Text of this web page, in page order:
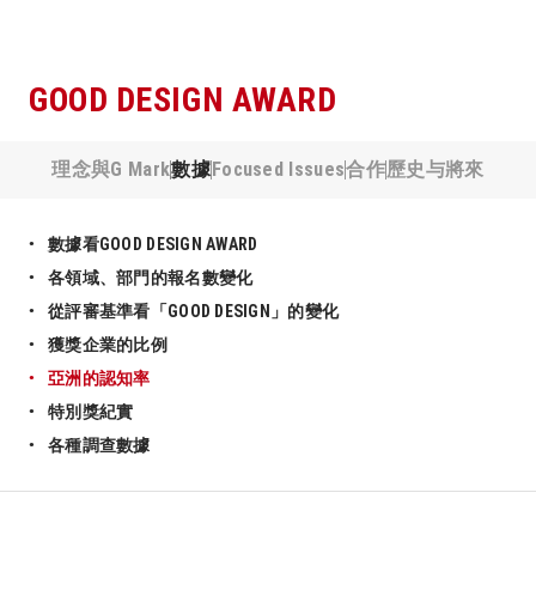
GOOD DESIGN AWARD
理念與G Mark數據Focused Issues合作歷史与將來
數據看GOOD DESIGN AWARD
各領域、部門的報名數變化
從評審基準看「GOOD DESIGN」的變化
獲獎企業的比例
亞洲的認知率
特別獎紀實
各種調查數據